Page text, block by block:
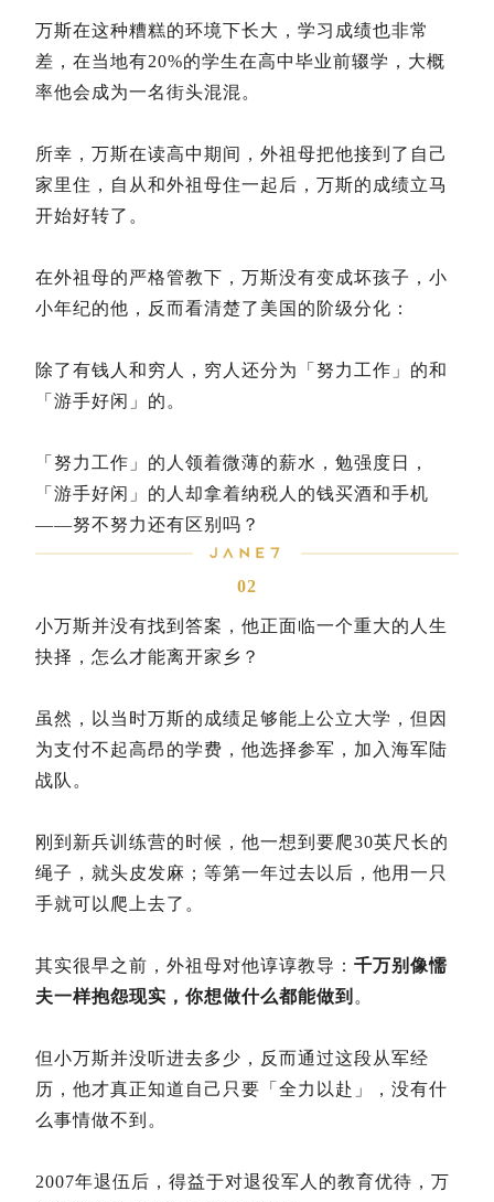
万斯在这种糟糕的环境下长大，学习成绩也非常
差，在当地有20%的学生在高中毕业前辍学，大概
率他会成为一名街头混混。
所幸，万斯在读高中期间，外祖母把他接到了自己
家里住，自从和外祖母住一起后，万斯的成绩立马
开始好转了。
在外祖母的严格管教下，万斯没有变成坏孩子，小
小年纪的他，反而看清楚了美国的阶级分化：
除了有钱人和穷人，穷人还分为「努力工作」的和
「游手好闲」的。
「努力工作」的人领着微薄的薪水，勉强度日，
「游手好闲」的人却拿着纳税人的钱买酒和手机
——努不努力还有区别吗？
02
小万斯并没有找到答案，他正面临一个重大的人生
抉择，怎么才能离开家乡？
虽然，以当时万斯的成绩足够能上公立大学，但因
为支付不起高昂的学费，他选择参军，加入海军陆
战队。
刚到新兵训练营的时候，他一想到要爬30英尺长的
绳子，就头皮发麻；等第一年过去以后，他用一只
手就可以爬上去了。
其实很早之前，外祖母对他谆谆教导： 千万别像懦
夫一样抱怨现实，你想做什么都能做到 。
但小万斯并没听进去多少，反而通过这段从军经
历，他才真正知道自己只要「全力以赴」，没有什
么事情做不到。
2007年退伍后，得益于对退役军人的教育优待，万